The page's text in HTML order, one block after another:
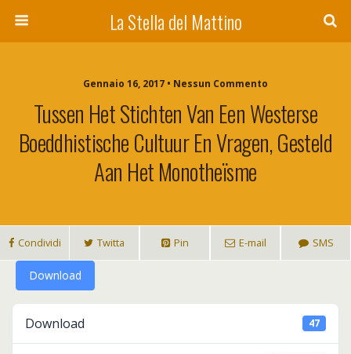
La Stella del Mattino
Gennaio 16, 2017 • Nessun Commento
Tussen Het Stichten Van Een Westerse
Boeddhistische Cultuur En Vragen, Gesteld
Aan Het Monotheïsme
Condividi Twitta Pin E-mail SMS
Download
Download 47